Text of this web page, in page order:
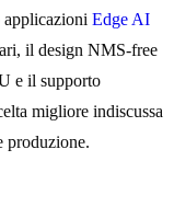
applicazioni Edge AI
il design NMS-free
e il supporto
migliore indiscussa
produzione.